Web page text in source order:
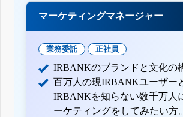
マーケティングマネージャー
業務委託 正社員
IRBANKのブランドと文化の
百万人の現IRBANKユーザー
IRBANKを知らない数千万人
ーケティングをしてみたい方。